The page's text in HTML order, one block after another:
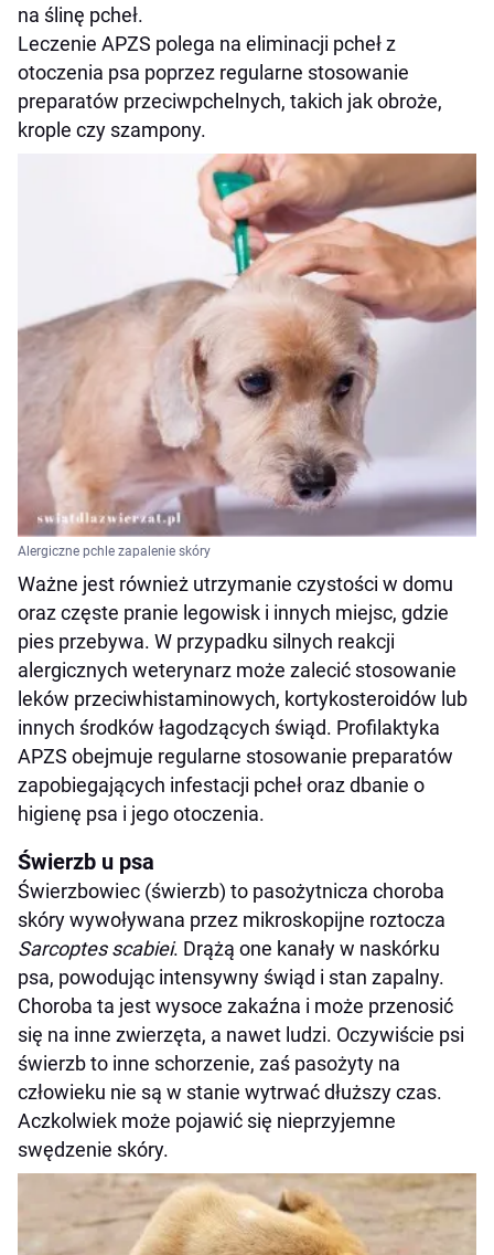
na ślinę pcheł.
Leczenie APZS polega na eliminacji pcheł z
otoczenia psa poprzez regularne stosowanie
preparatów przeciwpchelnych, takich jak obroże,
krople czy szampony.
Alergiczne pchle zapalenie skóry
Ważne jest również utrzymanie czystości w domu
oraz częste pranie legowisk i innych miejsc, gdzie
pies przebywa. W przypadku silnych reakcji
alergicznych weterynarz może zalecić stosowanie
leków przeciwhistaminowych, kortykosteroidów lub
innych środków łagodzących świąd. Profilaktyka
APZS obejmuje regularne stosowanie preparatów
zapobiegających infestacji pcheł oraz dbanie o
higienę psa i jego otoczenia.
Świerzb u psa
Świerzbowiec (świerzb) to pasożytnicza choroba
skóry wywoływana przez mikroskopijne roztocza
Sarcoptes scabiei. Drążą one kanały w naskórku
psa, powodując intensywny świąd i stan zapalny.
Choroba ta jest wysoce zakaźna i może przenosić
się na inne zwierzęta, a nawet ludzi. Oczywiście psi
świerzb to inne schorzenie, zaś pasożyty na
człowieku nie są w stanie wytrwać dłuższy czas.
Aczkolwiek może pojawić się nieprzyjemne
swędzenie skóry.